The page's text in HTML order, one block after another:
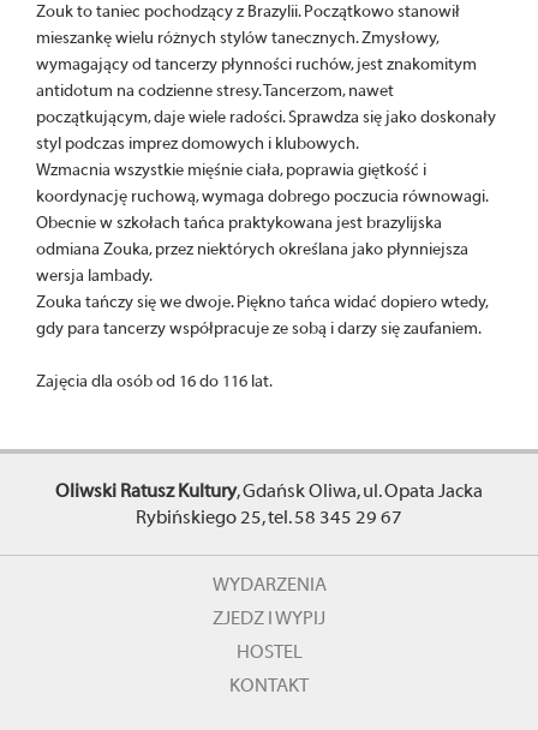
Zouk to taniec pochodzący z Brazylii. Początkowo stanowił
mieszankę wielu różnych stylów tanecznych. Zmysłowy,
wymagający od tancerzy płynności ruchów, jest znakomitym
antidotum na codzienne stresy. Tancerzom, nawet
początkującym, daje wiele radości. Sprawdza się jako doskonały
styl podczas imprez domowych i klubowych.
Wzmacnia wszystkie mięśnie ciała, poprawia giętkość i
koordynację ruchową, wymaga dobrego poczucia równowagi.
Obecnie w szkołach tańca praktykowana jest brazylijska
odmiana Zouka, przez niektórych określana jako płynniejsza
wersja lambady.
Zouka tańczy się we dwoje. Piękno tańca widać dopiero wtedy,
gdy para tancerzy współpracuje ze sobą i darzy się zaufaniem.
Zajęcia dla osób od 16 do 116 lat.
Oliwski Ratusz Kultury, Gdańsk Oliwa, ul. Opata Jacka
Rybińskiego 25, tel. 58 345 29 67
WYDARZENIA
ZJEDZ I WYPIJ
HOSTEL
KONTAKT